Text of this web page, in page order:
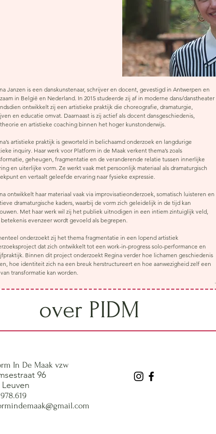
Janzen is een danskunstenaar, schrijver en docent, gevestigd in Antwerpen en
in België en Nederland. In 2015 studeerde zij af in moderne dans/danstheater
ontwikkelt zij een artistieke praktijk die choreografie, dramaturgie,
en educatie omvat. Daarnaast is zij actief als docent dansgeschiedenis,
en artistieke coaching binnen het hoger kunstonderwijs.
artistieke praktijk is geworteld in belichaamd onderzoek en langdurige
inquiry. Haar werk voor Platform in de Maak verkent thema’s zoals
geheugen, fragmentatie en de veranderende relatie tussen innerlijke
en uiterlijke vorm. Ze werkt vaak met persoonlijk materiaal als dramaturgisch
en vertaalt geleefde ervaring naar fysieke expressie.
ontwikkelt haar materiaal vaak via improvisatieonderzoek, somatisch luisteren en
dramaturgische kaders, waarbij de vorm zich geleidelijk in de tijd kan
Met haar werk wil zij het publiek uitnodigen in een intiem zintuiglijk veld,
betekenis evenzeer wordt gevoeld als begrepen.
onderzoekt zij het thema fragmentatie in een lopend artistiek
dat zich ontwikkelt tot een work-in-progress solo-performance en
Binnen dit project onderzoekt Regina verder hoe lichamen geschiedenis
hoe identiteit zich na een breuk herstructureert en hoe aanwezigheid zelf een
transformatie kan worden.
.
over PIDM
In De Maak vzw
96
Leuven